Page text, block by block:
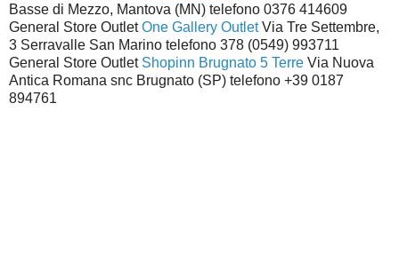
Basse di Mezzo, Mantova (MN) telefono 0376 414609
General Store OutletOne Gallery OutletVia Tre Settembre,
3 Serravalle San Marino telefono 378 (0549) 993711
General Store Outlet Shopinn Brugnato 5 Terre Via Nuova
Antica Romana snc Brugnato (SP) telefono +39 0187
894761